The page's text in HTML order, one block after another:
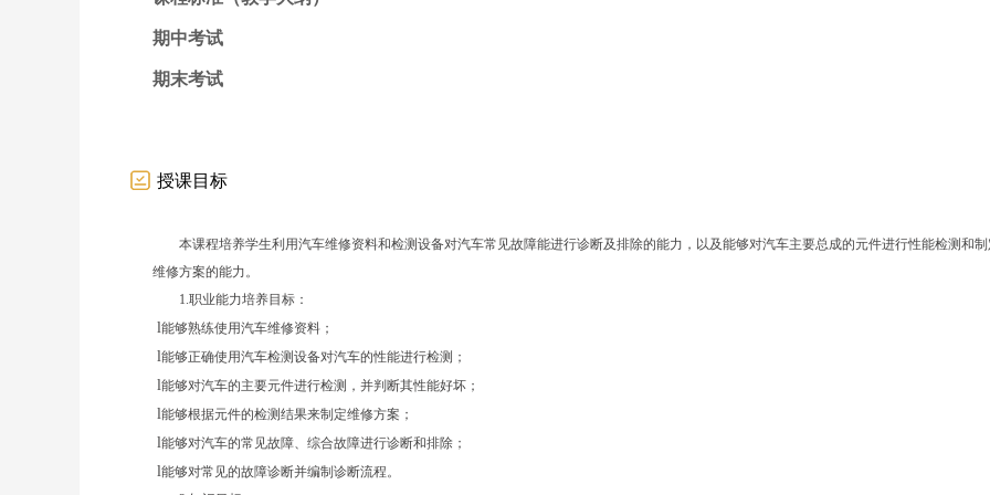
期中考试
期末考试
授课目标
本课程培养学生利用汽车维修资料和检测设备对汽车常见故障能进行诊断及排除的能力，以及能够对汽车主要总成的元件进行性能检测和
维修方案的能力。
1.职业能力培养目标：
l能够熟练使用汽车维修资料；
l能够正确使用汽车检测设备对汽车的性能进行检测；
l能够对汽车的主要元件进行检测，并判断其性能好坏；
l能够根据元件的检测结果来制定维修方案；
l能够对汽车的常见故障、综合故障进行诊断和排除；
l能够对常见的故障诊断并编制诊断流程。